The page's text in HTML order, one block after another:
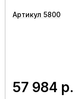
Артикул 5800
57 984 р.